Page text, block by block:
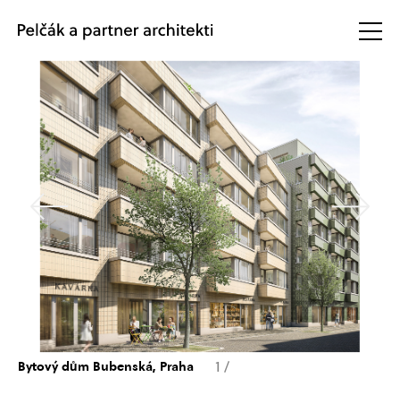
Bytový dům Bubenská, Praha 1 /